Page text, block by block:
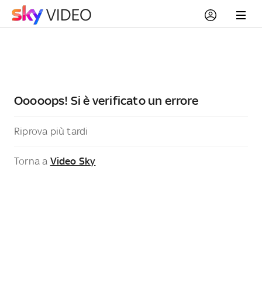
Ooooops! Si è verificato un errore
Riprova più tardi
Torna a Video Sky